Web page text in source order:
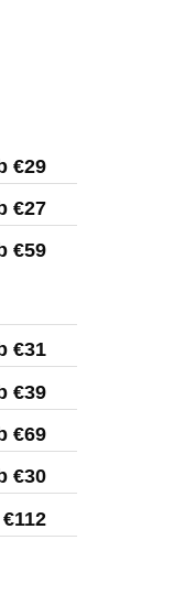
€29
€27
€59
€31
€39
€69
€30